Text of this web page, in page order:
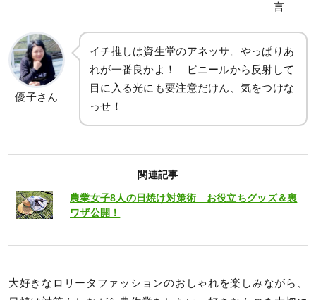
言
優子さん
イチ推しは資生堂のアネッサ。やっぱりあ
れが一番良かよ！ ビニールから反射して
目に入る光にも要注意だけん、気をつけな
っせ！
関連記事
農業女子8人の日焼け対策術 お役立ちグッズ＆裏
ワザ公開！
大好きなロリータファッションのおしゃれを楽しみながら、